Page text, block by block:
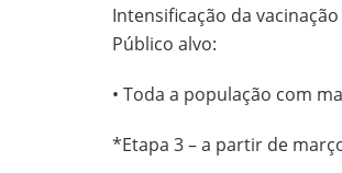
Intensificação da
Público alvo:
• Toda a população com
*Etapa 3 – a partir de